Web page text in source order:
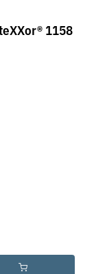
1158